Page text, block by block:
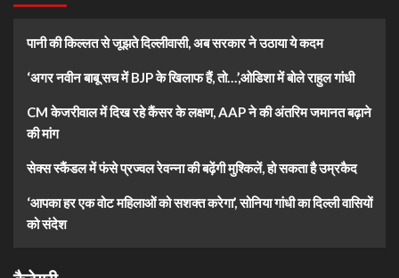
पानी की किल्लत से जूझते दिल्लीवासी, अब सरकार ने उठाया ये कदम
‘अगर नवीन बाबू सच में BJP के खिलाफ हैं, तो…’,ओडिशा में बोले राहुल गांधी
CM केजरीवाल में दिख रहे कैंसर के लक्षण, AAP ने की अंतरिम जमानत बढ़ाने
की मांग
सेक्स स्कैंडल में फंसे प्रज्वल रेवन्ना की बढ़ेंगी मुश्किलें, हो सकता है उम्रकैद
‘आपका हर एक वोट महिलाओं को सशक्त करेगा’, सोनिया गांधी का दिल्ली वासियों
को संदेश